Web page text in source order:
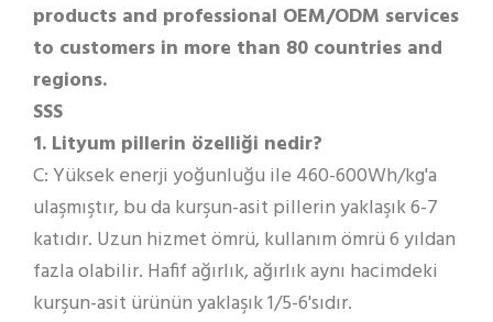
products and professional OEM/ODM services
to customers in more than 80 countries and
regions.
SSS
1. Lityum pillerin özelliği nedir?
C: Yüksek enerji yoğunluğu ile 460-600Wh/kg'a
ulaşmıştır, bu da kurşun-asit pillerin yaklaşık 6-7
katıdır. Uzun hizmet ömrü, kullanım ömrü 6 yıldan
fazla olabilir. Hafif ağırlık, ağırlık aynı hacimdeki
kurşun-asit ürünün yaklaşık 1/5-6'sıdır.